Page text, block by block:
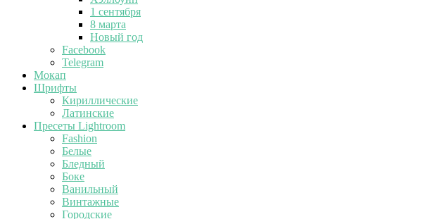
1 сентября
8 марта
Новый год
Facebook
Telegram
Мокап
Шрифты
Кириллические
Латинские
Пресеты Lightroom
Fashion
Белые
Бледный
Боке
Ванильный
Винтажные
Городские